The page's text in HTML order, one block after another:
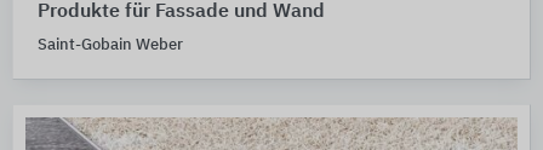
Produkte für Fassade und Wand
Saint-Gobain Weber